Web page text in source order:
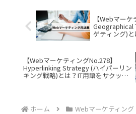
【Webマーケ
Geographical
ゲティング)
【WebマーケティングNo.278】
Hyperlinking Strategy (ハイパーリン
キング戦略)とは？IT用語をサクッと
ホーム Webマーケティング